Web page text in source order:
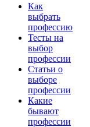
Как
выбрать
профессию
Тесты на
выбор
профессии
Статьи о
выборе
профессии
Какие
бывают
профессии